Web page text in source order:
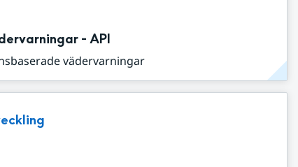
- API
vädervarningar